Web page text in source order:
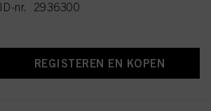
ID-nr. 2936300
REGISTEREN EN KOPEN